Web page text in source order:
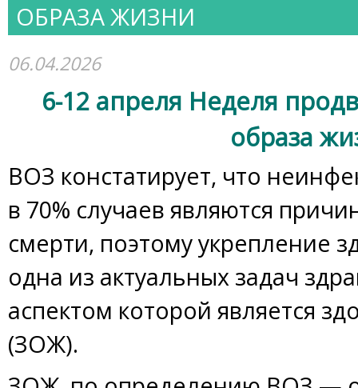
ОБРАЗА ЖИЗНИ
06.04.2026
6-12 апреля Неделя
образа
ВОЗ констатирует, что
в 70% случаев являются
смерти, поэтому укрепление
одна из актуальных задач
аспектом которой является
(ЗОЖ).